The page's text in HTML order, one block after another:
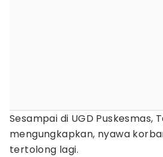
Sesampai di UGD Puskesmas,
mengungkapkan, nyawa
tertolong lagi.